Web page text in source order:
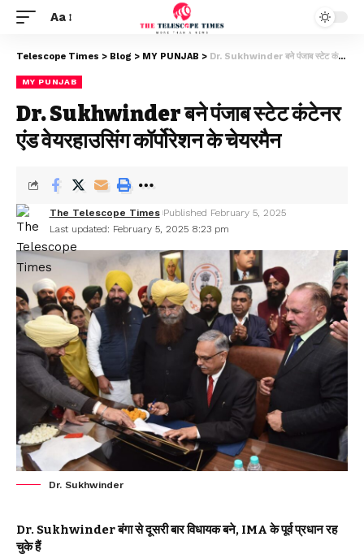
Aa
Telescope Times > Blog > MY PUNJAB > Dr. Sukhwinder बने पंजाब स्टेट कंटेनर एंड वेयरहाउसिंग कॉर्पोरेशन के चेयरमैन
MY PUNJAB
Dr. Sukhwinder बने पंजाब स्टेट कंटेनर
एंड वेयरहाउसिंग कॉर्पोरेशन के चेयरमैन
Last updated: February 5, 2025 8:23 pm
The Telescope Times Published February 5, 2025
Dr. Sukhwinder
Dr. Sukhwinder बंगा से दूसरी बार विधायक बने, IMA के पूर्व प्रधान रह
चुके हैं